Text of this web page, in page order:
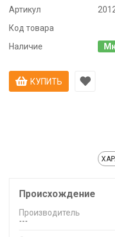
Артикул
Код товара
Наличие
КУПИТЬ
Происхождение
Производитель
---